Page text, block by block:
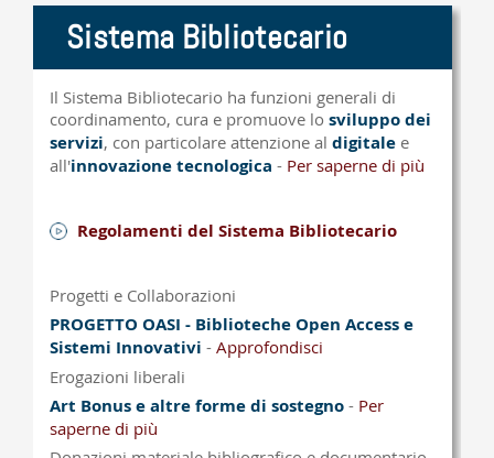
Sistema Bibliotecario
Il Sistema Bibliotecario ha funzioni generali di
coordinamento, cura e promuove lo sviluppo dei
servizi, con particolare attenzione al digitale e
all'innovazione tecnologica - Per saperne di più
Regolamenti del Sistema Bibliotecario
Progetti e Collaborazioni
PROGETTO OASI - Biblioteche Open Access e
Sistemi Innovativi - Approfondisci
Erogazioni liberali
Art Bonus e altre forme di sostegno - Per
saperne di più